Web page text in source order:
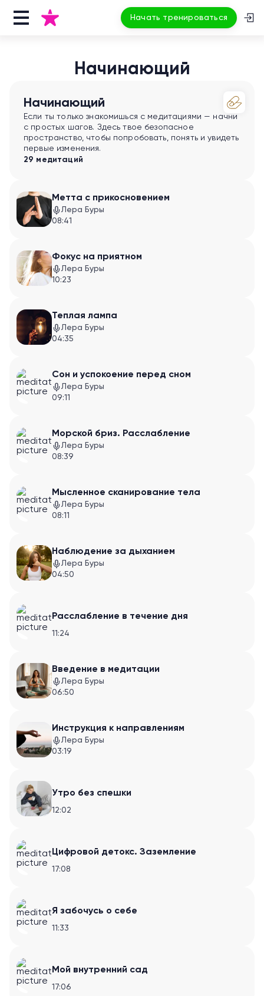
Начать тренироваться
Начинающий
Начинающий
Если ты только знакомишься с медитациями — начни
с простых шагов. Здесь твое безопасное
пространство, чтобы попробовать, понять и увидеть
первые изменения.
29 медитаций
Метта с прикосновением
Лера Буры
08:41
Фокус на приятном
Лера Буры
10:23
Теплая лампа
Лера Буры
04:35
Сон и успокоение перед сном
Лера Буры
09:11
Морской бриз. Расслабление
Лера Буры
08:39
Мысленное сканирование тела
Лера Буры
08:11
Наблюдение за дыханием
Лера Буры
04:50
Расслабление в течение дня
11:24
Введение в медитации
Лера Буры
06:50
Инструкция к направлениям
Лера Буры
03:19
Утро без спешки
12:02
Цифровой детокс. Заземление
17:08
Я забочусь о себе
11:33
Мой внутренний сад
17:06